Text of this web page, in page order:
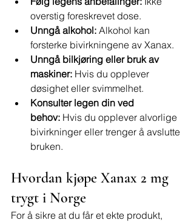
overstig foreskrevet dose.
Unngå alkohol: Alkohol kan
forsterke bivirkningene av Xanax.
Unngå bilkjøring eller bruk av
maskiner: Hvis du opplever
døsighet eller svimmelhet.
Konsulter legen din ved
behov: Hvis du opplever alvorlige
bivirkninger eller trenger å avslutte
bruken.
Hvordan kjøpe Xanax 2 mg
trygt i Norge
For å sikre at du får et ekte produkt,